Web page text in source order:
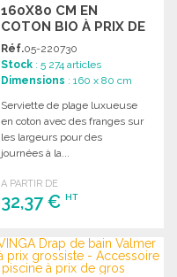
160X80 CM EN
COTON BIO À PRIX DE
GROS
Réf.05-220730
Stock : 5 274 articles
Dimensions : 160 x 80 cm
Serviette de plage luxueuse
en coton avec des franges sur
les largeurs pour des
journées à la...
A PARTIR DE
32,37 €HT
COMMANDER
Demander un devis